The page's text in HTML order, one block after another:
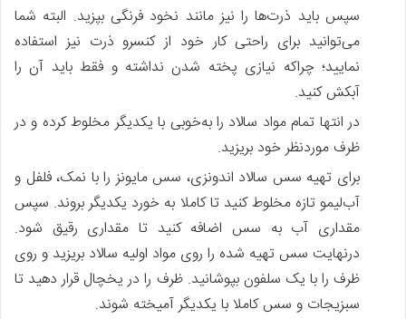
سپس باید ذرت‌ها را نیز مانند نخود فرنگی بپزید. البته شما
می‌توانید برای راحتی کار خود از کنسرو ذرت نیز استفاده
نمایید؛ چراکه نیازی پخته شدن نداشته و فقط باید آن را
آبکش کنید.
در انتها تمام مواد سالاد را به‌خوبی با یکدیگر مخلوط کرده و در
ظرف موردنظر خود بریزید.
برای تهیه سس سالاد اندونزی، سس مایونز را با نمک، فلفل و
آب‌لیمو تازه مخلوط کنید تا کاملا به خورد یکدیگر بروند. سپس
مقداری آب به سس اضافه کنید تا مقداری رقیق شود.
درنهایت سس تهیه شده را روی مواد اولیه سالاد بریزید و روی
ظرف را با یک سلفون بپوشانید. ظرف را در یخچال قرار دهید تا
سبزیجات و سس کاملا با یکدیگر آمیخته شوند.